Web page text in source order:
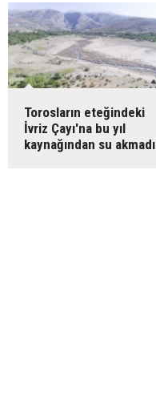
Torosların eteğindeki
İvriz Çayı'na bu yıl
kaynağından su akmadı